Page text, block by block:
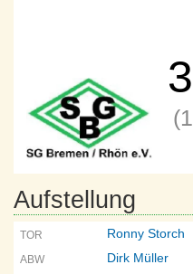
3
(1
Aufstellung
TOR Ronny Storch
ABW
Dirk Müller